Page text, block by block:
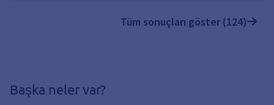
Tüm sonuçları göster (124)
Başka neler var?